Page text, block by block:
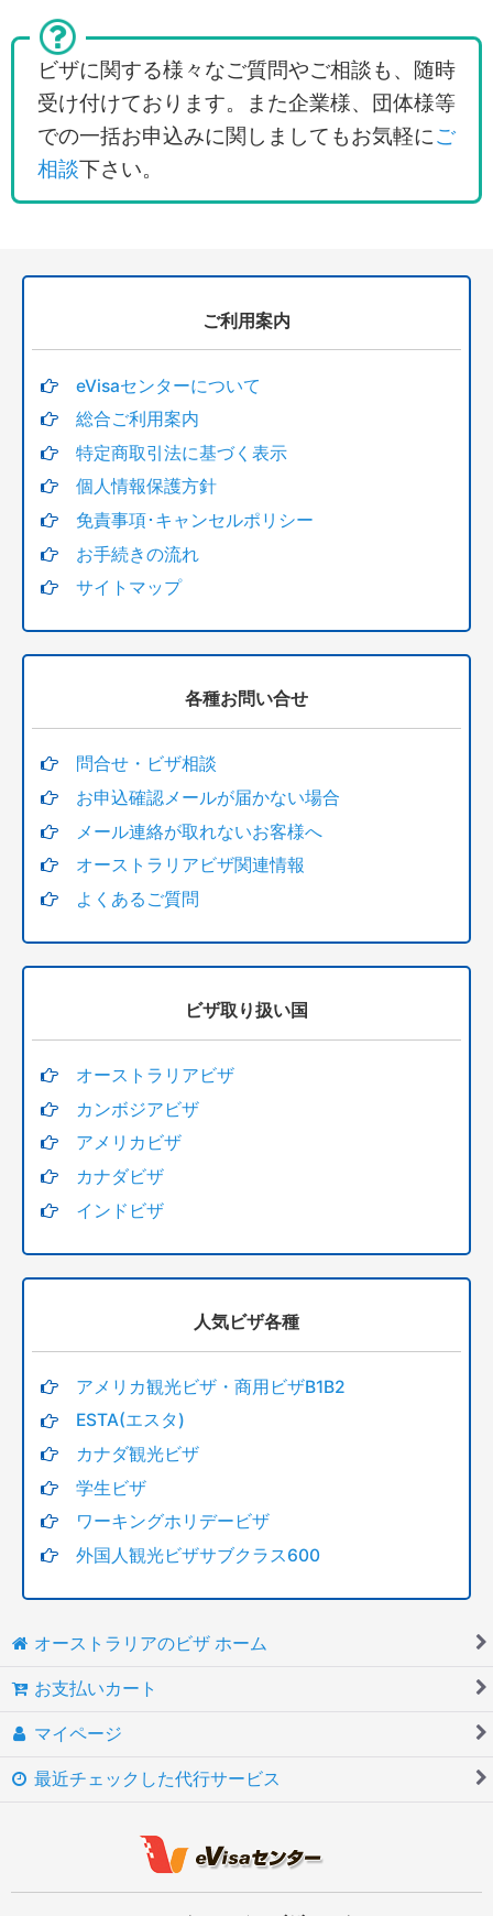
ビザに関する様々なご質問やご相談も、随時
受け付けております。また企業様、団体様等
での一括お申込みに関しましてもお気軽にご
相談下さい。
ご利用案内
eVisaセンターについて
総合ご利用案内
特定商取引法に基づく表示
個人情報保護方針
免責事項･キャンセルポリシー
お手続きの流れ
サイトマップ
各種お問い合せ
問合せ・ビザ相談
お申込確認メールが届かない場合
メール連絡が取れないお客様へ
オーストラリアビザ関連情報
よくあるご質問
ビザ取り扱い国
オーストラリアビザ
カンボジアビザ
アメリカビザ
カナダビザ
インドビザ
人気ビザ各種
アメリカ観光ビザ・商用ビザB1B2
ESTA(エスタ)
カナダ観光ビザ
学生ビザ
ワーキングホリデービザ
外国人観光ビザサブクラス600
オーストラリアのビザ ホーム
お支払いカート
マイページ
最近チェックした代行サービス